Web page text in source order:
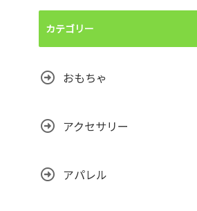
カテゴリー
おもちゃ
アクセサリー
アパレル